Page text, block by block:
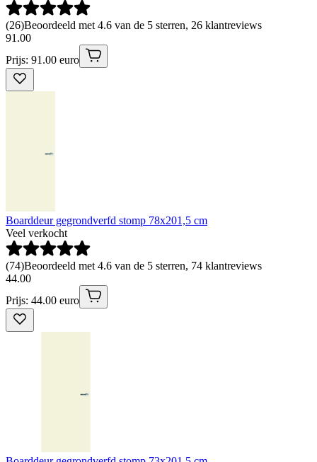
(26)Beoordeeld met 4.6 van de 5 sterren, 26 klantreviews
91 .00
Prijs: 91.00 euro
Boarddeur gegrondverfd stomp 78x201,5 cm
Veel verkocht
(74)Beoordeeld met 4.6 van de 5 sterren, 74 klantreviews
44.00
Prijs: 44.00 euro